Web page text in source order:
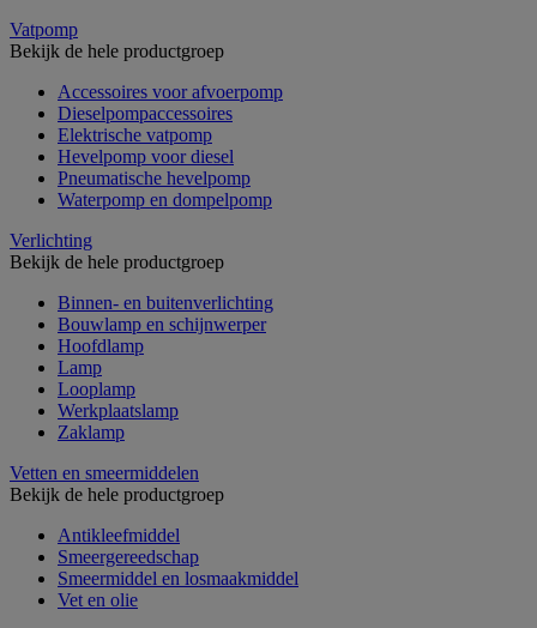
Vatpomp
Bekijk de hele productgroep
Accessoires voor afvoerpomp
Dieselpompaccessoires
Elektrische vatpomp
Hevelpomp voor diesel
Pneumatische hevelpomp
Waterpomp en dompelpomp
Verlichting
Bekijk de hele productgroep
Binnen- en buitenverlichting
Bouwlamp en schijnwerper
Hoofdlamp
Lamp
Looplamp
Werkplaatslamp
Zaklamp
Vetten en smeermiddelen
Bekijk de hele productgroep
Antikleefmiddel
Smeergereedschap
Smeermiddel en losmaakmiddel
Vet en olie